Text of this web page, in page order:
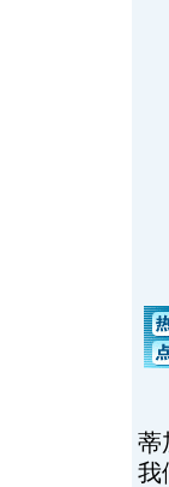
蒂
我